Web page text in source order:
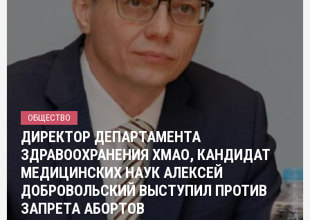
ОБЩЕСТВО
ДИРЕКТОР ДЕПАРТАМЕНТА
ЗДРАВООХРАНЕНИЯ ХМАО, КАНДИДАТ
МЕДИЦИНСКИХ НАУК АЛЕКСЕЙ
ДОБРОВОЛЬСКИЙ ВЫСТУПИЛ ПРОТИВ
ЗАПРЕТА АБОРТОВ